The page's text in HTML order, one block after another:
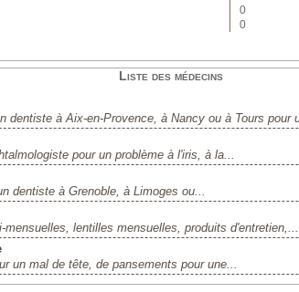
0
0
Liste des médecins
dentiste à Aix-en-Provence, à Nancy ou à Tours pour
pour un problème à l'iris, à la...
dentiste à Grenoble, à Limoges ou...
lentilles mensuelles, produits d'entretien,...
un mal de tête, de pansements pour une...